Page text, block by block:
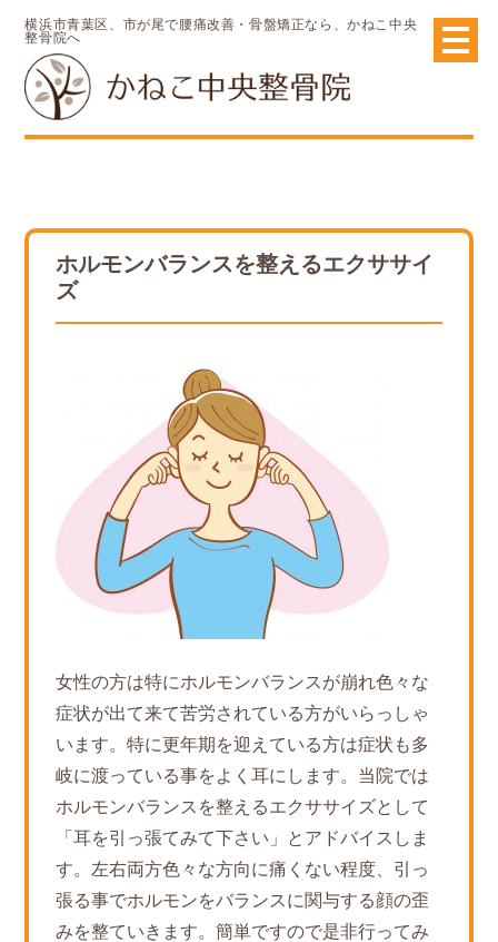
横浜市青葉区、市が尾で腰痛改善・骨盤矯正なら、かねこ中央
整骨院へ
ホルモンバランスを整えるエクササイ
ズ
女性の方は特にホルモンバランスが崩れ色々な
症状が出て来て苦労されている方がいらっしゃ
います。特に更年期を迎えている方は症状も多
岐に渡っている事をよく耳にします。当院では
ホルモンバランスを整えるエクササイズとして
「耳を引っ張てみて下さい」とアドバイスしま
す。左右両方色々な方向に痛くない程度、引っ
張る事でホルモンをバランスに関与する顔の歪
みを整ていきます。簡単ですので是非行ってみ